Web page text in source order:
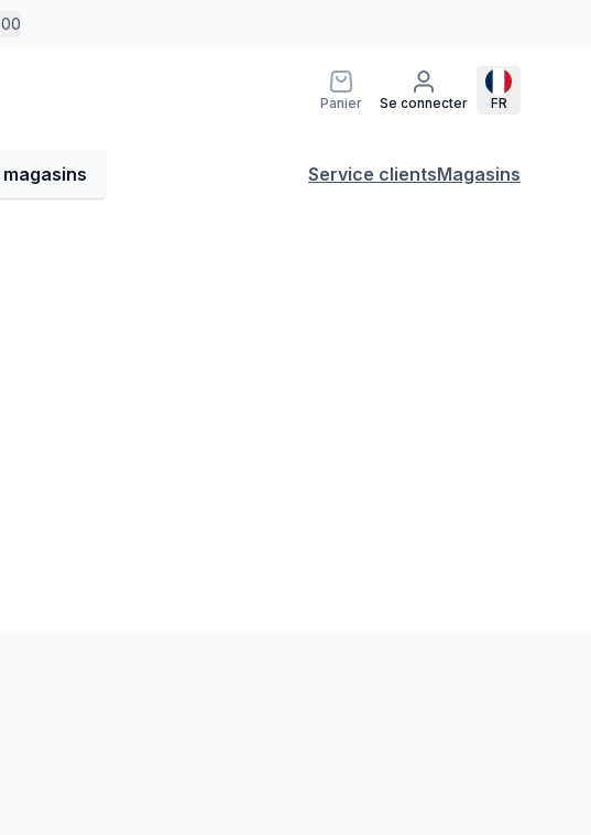
Panier Se connecter FR
Service clientsMagasins